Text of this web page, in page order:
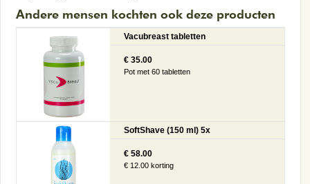
Andere mensen kochten ook deze producten
Vacubreast tabletten
€ 35.00
Pot met 60 tabletten
SoftShave (150 ml) 5x
€ 58.00
€ 12.00 korting